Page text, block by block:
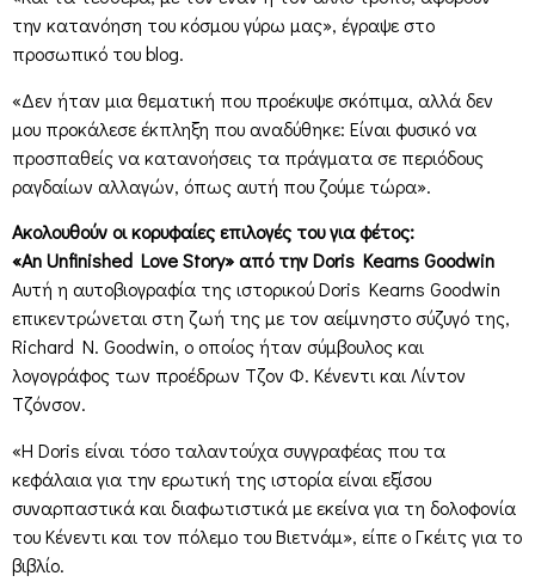
την κατανόηση του κόσμου γύρω μας», έγραψε στο
προσωπικό του blog.
«Δεν ήταν μια θεματική που προέκυψε σκόπιμα, αλλά δεν
μου προκάλεσε έκπληξη που αναδύθηκε: Είναι φυσικό να
προσπαθείς να κατανοήσεις τα πράγματα σε περιόδους
ραγδαίων αλλαγών, όπως αυτή που ζούμε τώρα».
Ακολουθούν οι κορυφαίες επιλογές του για φέτος:
«An Unfinished Love Story» από την Doris Kearns Goodwin
Αυτή η αυτοβιογραφία της ιστορικού Doris Kearns Goodwin
επικεντρώνεται στη ζωή της με τον αείμνηστο σύζυγό της,
Richard N. Goodwin, ο οποίος ήταν σύμβουλος και
λογογράφος των προέδρων Τζον Φ. Κένεντι και Λίντον
Τζόνσον.
«Η Doris είναι τόσο ταλαντούχα συγγραφέας που τα
κεφάλαια για την ερωτική της ιστορία είναι εξίσου
συναρπαστικά και διαφωτιστικά με εκείνα για τη δολοφονία
του Κένεντι και τον πόλεμο του Βιετνάμ», είπε ο Γκέιτς για το
βιβλίο.